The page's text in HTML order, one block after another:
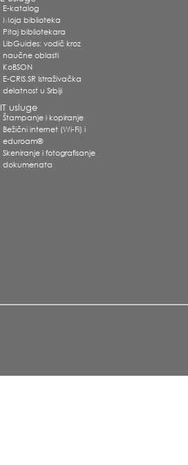
E-katalog
Moja biblioteka
Pitaj bibliotekara
LibGuides: vodič kroz
naučne oblasti
KoBSON
E-CRIS.SR Istraživačka
delatnost u Srbiji
IT usluge
Štampanje i kopiranje
Bežični internet (Wi-Fi) i
eduroam®
Skeniranje i fotografisanje
dokumenata